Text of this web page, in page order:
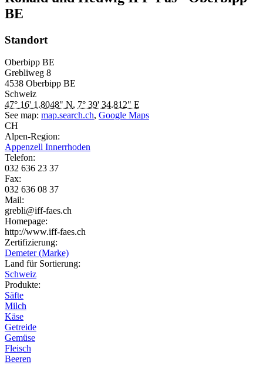
BE
Standort
Oberbipp BE
Grebliweg 8
4538 Oberbipp BE
Schweiz
47° 16' 1.8048" N, 7° 39' 34.812" E
See map: map.search.ch, Google Maps
CH
Alpen-Region:
Appenzell Innerrhoden
Telefon:
032 636 23 37
Fax:
032 636 08 37
Mail:
grebli@iff-faes.ch
Homepage:
http://www.iff-faes.ch
Zertifizierung:
Demeter (Marke)
Land für Sortierung:
Schweiz
Produkte:
Säfte
Milch
Käse
Getreide
Gemüse
Fleisch
Beeren